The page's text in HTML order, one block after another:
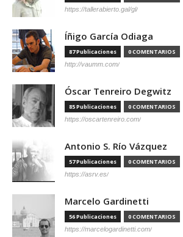
https://tallerabierto.gal/gl/
Íñigo García Odiaga
87 Publicaciones 0 COMENTARIOS
http://vaumm.com/
Óscar Tenreiro Degwitz
85 Publicaciones 0 COMENTARIOS
https://oscartenreiro.com/
Antonio S. Río Vázquez
57 Publicaciones 0 COMENTARIOS
https://asrv.es/
Marcelo Gardinetti
56 Publicaciones 0 COMENTARIOS
https://marcelogardinetti.com/